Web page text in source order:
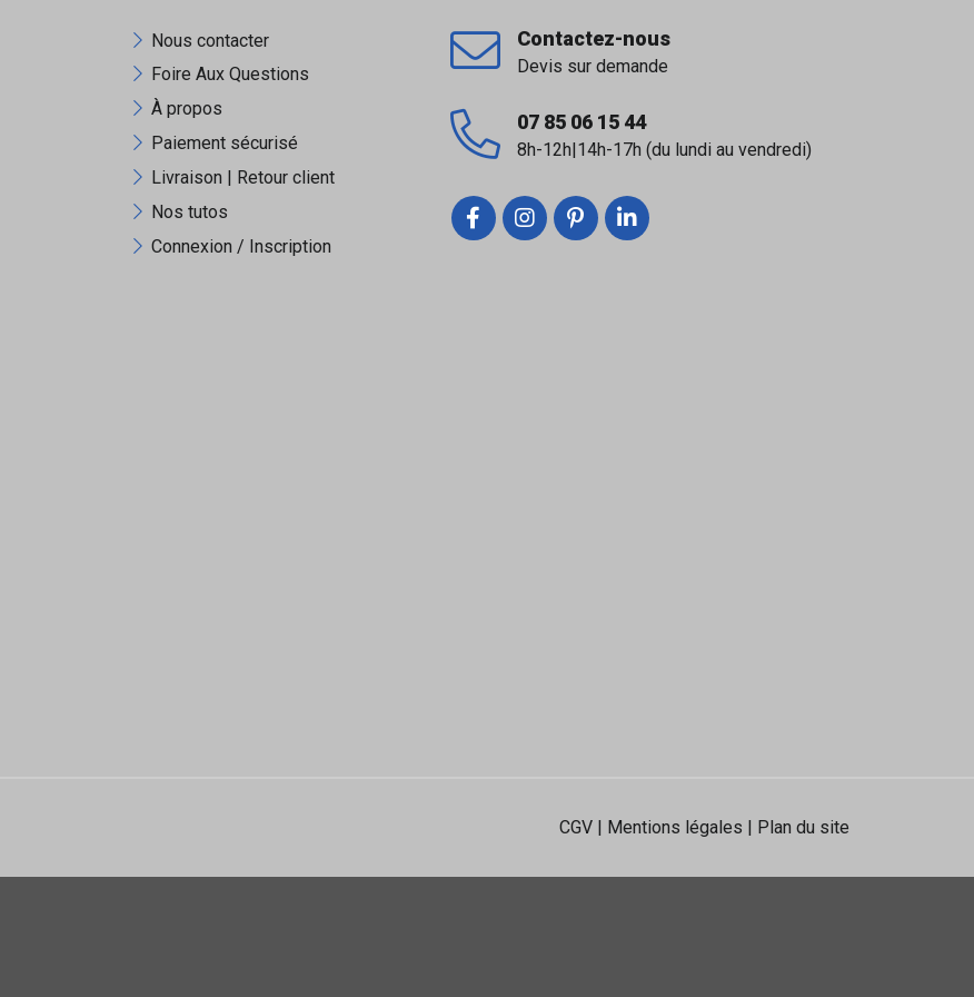
Nous contacter
Foire Aux Questions
À propos
Paiement sécurisé
Livraison | Retour client
Nos tutos
Connexion / Inscription
Contactez-nous
Devis sur demande
07 85 06 15 44
8h-12h|14h-17h (du lundi au vendredi)
CGV| Mentions légales | Plan du site